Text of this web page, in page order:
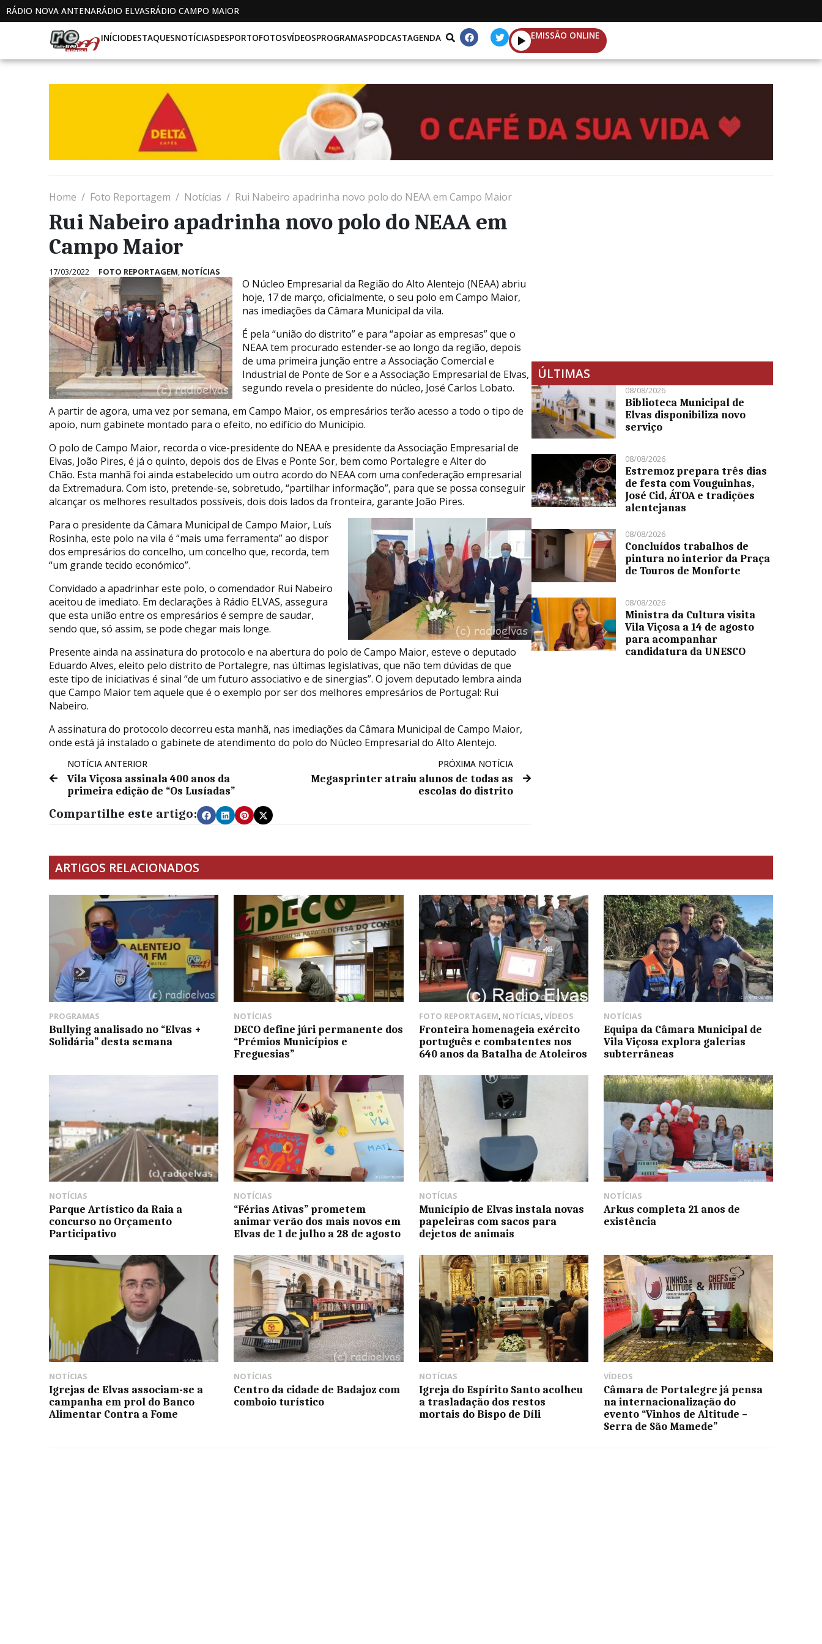
RÁDIO NOVA ANTENARÁDIO ELVASRÁDIO CAMPO MAIOR
INÍCIODESTAQUESNOTÍCIASDESPORTOFOTOSVÍDEOSPROGRAMASPODCASTAGENDA EMISSÃO ONLINE
Home Foto Reportagem Notícias Rui Nabeiro apadrinha novo polo do NEAA em Campo Maior
Rui Nabeiro apadrinha novo polo do NEAA em
Campo Maior
17/03/2022 FOTO REPORTAGEM, NOTÍCIAS
O Núcleo Empresarial da Região do Alto Alentejo (NEAA) abriu
hoje, 17 de março, oficialmente, o seu polo em Campo Maior,
nas imediações da Câmara Municipal da vila.
É pela “união do distrito” e para “apoiar as empresas” que o
NEAA tem procurado estender-se ao longo da região, depois
de uma primeira junção entre a Associação Comercial e
Industrial de Ponte de Sor e a Associação Empresarial de Elvas,
segundo revela o presidente do núcleo, José Carlos Lobato.
A partir de agora, uma vez por semana, em Campo Maior, os empresários terão acesso a todo o tipo de
apoio, num gabinete montado para o efeito, no edifício do Município.
O polo de Campo Maior, recorda o vice-presidente do NEAA e presidente da Associação Empresarial de
Elvas, João Pires, é já o quinto, depois dos de Elvas e Ponte Sor, bem como Portalegre e Alter do
Chão. Esta manhã foi ainda estabelecido um outro acordo do NEAA com uma confederação empresarial
da Extremadura. Com isto, pretende-se, sobretudo, “partilhar informação”, para que se possa conseguir
alcançar os melhores resultados possíveis, dois dois lados da fronteira, garante João Pires.
Para o presidente da Câmara Municipal de Campo Maior, Luís
Rosinha, este polo na vila é “mais uma ferramenta” ao dispor
dos empresários do concelho, um concelho que, recorda, tem
“um grande tecido económico”.
Convidado a apadrinhar este polo, o comendador Rui Nabeiro
aceitou de imediato. Em declarações à Rádio ELVAS, assegura
que esta união entre os empresários é sempre de saudar,
sendo que, só assim, se pode chegar mais longe.
Presente ainda na assinatura do protocolo e na abertura do polo de Campo Maior, esteve o deputado
Eduardo Alves, eleito pelo distrito de Portalegre, nas últimas legislativas, que não tem dúvidas de que
este tipo de iniciativas é sinal “de um futuro associativo e de sinergias”. O jovem deputado lembra ainda
que Campo Maior tem aquele que é o exemplo por ser dos melhores empresários de Portugal: Rui
Nabeiro.
A assinatura do protocolo decorreu esta manhã, nas imediações da Câmara Municipal de Campo Maior,
onde está já instalado o gabinete de atendimento do polo do Núcleo Empresarial do Alto Alentejo.
NOTÍCIA ANTERIOR
Vila Viçosa assinala 400 anos da
primeira edição de “Os Lusíadas”
PRÓXIMA NOTÍCIA
Megasprinter atraiu alunos de todas as
escolas do distrito
Compartilhe este artigo:
ÚLTIMAS
08/08/2026
Biblioteca Municipal de
Elvas disponibiliza novo
serviço
08/08/2026
Estremoz prepara três dias
de festa com Vouguinhas,
José Cid, ÁTOA e tradições
alentejanas
08/08/2026
Concluídos trabalhos de
pintura no interior da Praça
de Touros de Monforte
08/08/2026
Ministra da Cultura visita
Vila Viçosa a 14 de agosto
para acompanhar
candidatura da UNESCO
ARTIGOS RELACIONADOS
PROGRAMAS
Bullying analisado no “Elvas +
Solidária” desta semana
NOTÍCIAS
DECO define júri permanente dos
“Prémios Municípios e
Freguesias”
FOTO REPORTAGEM, NOTÍCIAS,VÍDEOS
Fronteira homenageia exército
português e combatentes nos
640 anos da Batalha de Atoleiros
NOTÍCIAS
Equipa da Câmara Municipal de
Vila Viçosa explora galerias
subterrâneas
NOTÍCIAS
Parque Artístico da Raia a
concurso no Orçamento
Participativo
NOTÍCIAS
“Férias Ativas” prometem
animar verão dos mais novos em
Elvas de 1 de julho a 28 de agosto
NOTÍCIAS
Município de Elvas instala novas
papeleiras com sacos para
dejetos de animais
NOTÍCIAS
Arkus completa 21 anos de
existência
NOTÍCIAS
Igrejas de Elvas associam-se a
campanha em prol do Banco
Alimentar Contra a Fome
NOTÍCIAS
Centro da cidade de Badajoz com
comboio turístico
NOTÍCIAS
Igreja do Espírito Santo acolheu
a trasladação dos restos
mortais do Bispo de Díli
VÍDEOS
Câmara de Portalegre já pensa
na internacionalização do
evento “Vinhos de Altitude –
Serra de São Mamede”